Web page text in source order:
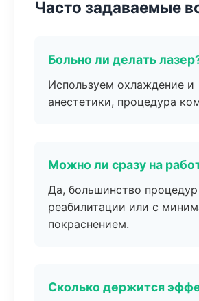
Часто задаваемые
Больно ли делать
Используем охлаждение и
анестетики, процедура
Можно ли сразу на
Да, большинство процедур
реабилитации или с
покраснением.
Сколько держится